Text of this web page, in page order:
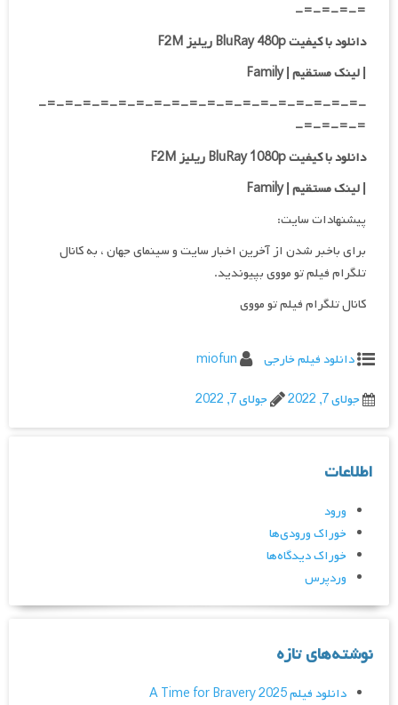
=-=-=-=-
دانلود با کیفیت BluRay 480p ریلیز F2M
| لینک مستقیم| Family
-=-=-=-=-=-=-=-=-=-=-=-=-=-=-=-=-=-=-
=-=-=-=-
دانلود با کیفیت BluRay 1080p ریلیز F2M
|لینک مستقیم| Family
پیشنهادات سایت:
برای باخبر شدن از آخرین اخبار سایت و سینمای جهان ، به کانال
تلگرام فیلم تو مووی بپیوندید.
کانال تلگرام فیلم تو مووی
دانلود فیلم خارجی
miofun
جولای 7, 2022
جولای 7, 2022
اطلاعات
ورود
خوراک ورودی‌ها
خوراک دیدگاه‌ها
وردپرس
نوشته‌های تازه
دانلود فیلم A Time for Bravery 2025